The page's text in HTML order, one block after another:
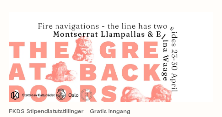
FKDS Stipendiatutstillinger Gratis inngang